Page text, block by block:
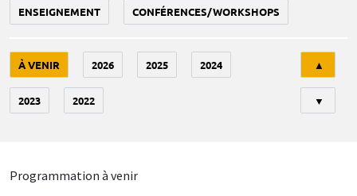
ENSEIGNEMENT CONFÉRENCES/WORKSHOPS
À VENIR 2026 2025 2024
2023 2022
▲
▼
Programmation à venir